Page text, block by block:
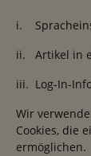
i.
ii. Artikel in
iii. Log-In-
Wir
Cookies, die
ermöglichen.